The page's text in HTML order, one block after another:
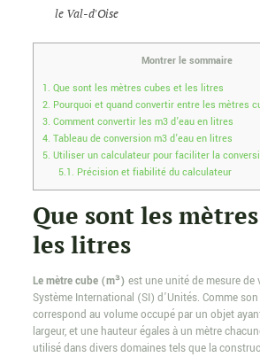
le Val-d'Oise
Montrer le sommaire
1. Que sont les mètres cubes et les litres
2. Pourquoi et quand convertir entre les mètres
3. Comment convertir les m3 d’eau en litres
4. Tableau de conversion m3 d’eau en litres
5. Utiliser un calculateur pour faciliter la
5.1. Précision et fiabilité du calculateur
Que sont les
les litres
Le mètre cube (m³) est une unité de mesure de
Système International (SI) d’Unités. Comme
correspond au volume occupé par un objet
largeur, et une hauteur égales à un mètre
utilisé dans divers domaines tels que la